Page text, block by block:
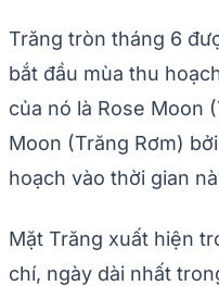
Trăng tròn tháng 6
bắt đầu mùa thu
của nó là Rose Moon
Moon (Trăng Rơm)
hoạch vào thời gian
Mặt Trăng xuất hiện
chí, ngày dài nhất